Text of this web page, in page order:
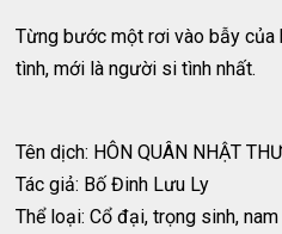
Từng bước một rơi vào bẫy của
tình, mới là người si tình nhất.
Tên dịch: HÔN QUÂN NHẬT
Tác giả: Bố Đinh Lưu Ly
Thể loại: Cổ đại, trọng sinh,